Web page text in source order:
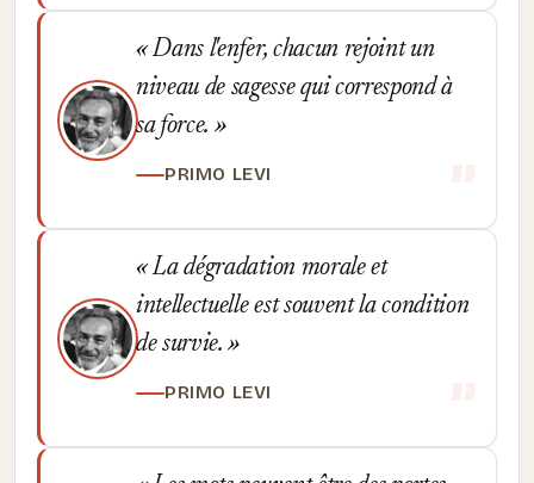
Dans l'enfer, chacun rejoint un
niveau de sagesse qui correspond à
sa force.
PRIMO LEVI
La dégradation morale et
intellectuelle est souvent la condition
de survie.
PRIMO LEVI